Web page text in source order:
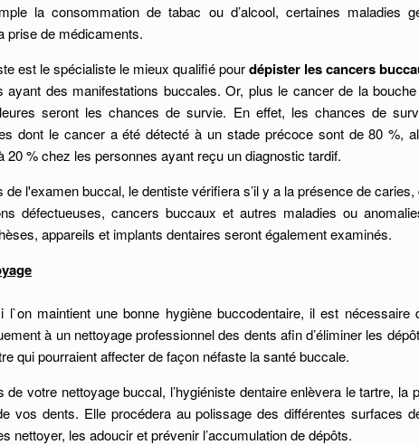
la consommation de tabac ou d’alcool, certaines maladies
prise de médicaments.
est le spécialiste le mieux qualifié pourdépister les cancers
ayant des manifestations buccales. Or, plus le cancer de la
seront les chances de survie. En effet, les chances de
dont le cancer a été détecté à un stade précoce sont de 80 %,
20 % chez les personnes ayant reçu un diagnostic tardif.
de l'examen buccal, le dentiste vérifiera s’il y a la présence de caries,
défectueuses, cancers buccaux et autres maladies ou
appareils et implants dentaires seront également examinés.
l`on maintient une bonne hygiène buccodentaire, il est nécessaire
à un nettoyage professionnel des dents afin d’éliminer les
qui pourraient affecter de façon néfaste la santé buccale.
de votre nettoyage buccal, l’hygiéniste dentaire enlèvera le tartre, la
vos dents. Elle procédera au polissage des différentes surfaces
nettoyer, les adoucir et prévenir l’accumulation de dépôts.